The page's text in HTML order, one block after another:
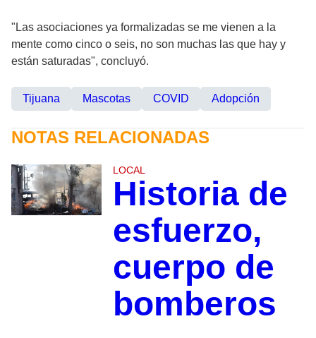
"Las asociaciones ya formalizadas se me vienen a la
mente como cinco o seis, no son muchas las que hay y
están saturadas", concluyó.
Tijuana Mascotas COVID Adopción
NOTAS RELACIONADAS
LOCAL
Historia de
esfuerzo,
cuerpo de
bomberos